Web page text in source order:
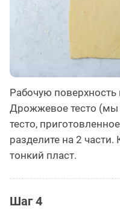
Рабочую
Дрожжевое тесто (мы
тесто,
разделите на 2 части.
тонкий пласт.
Шаг 4